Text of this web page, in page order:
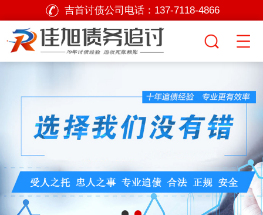
吉首讨债公司电话： 137-7118-4866